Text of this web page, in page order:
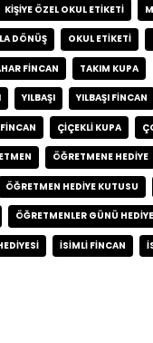
KIŞIYE ÖZEL OKUL ETIKETI
DÖNÜŞ OKUL ETIKETI
FINCAN TAKIM KUPA
YILBAŞI YILBAŞI FINCAN
ÇIÇEKLI KUPA
ÖĞRETMENE HEDIYE
ÖĞRETMEN HEDIYE KUTUSU
ÖĞRETMENLER GÜNÜ HEDIYE
İSIMLI FINCAN